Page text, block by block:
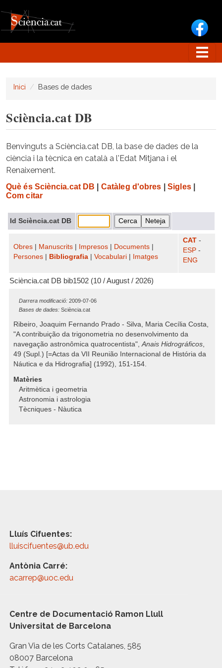
Inici Bases de dades
Sciència.cat DB
Benvinguts a Sciència.cat DB, la base de dades de la
ciència i la tècnica en català a l'Edat Mitjana i el
Renaixement.
Què és Sciència.cat DB Catàleg d'obres Sigles|
Com citar
Id Sciència.cat DB
Obres Manuscrits Impresos Documents
Persones
Bibliografia Vocabulari Imatges
CAT -
ESP -
ENG
Sciència.cat DB bib1502 (10 / August / 2026)
Darrera modificació: 2009-07-06
Bases de dades: Sciència.cat
Ribeiro, Joaquim Fernando Prado - Silva, Maria Cecília Costa,
"A contribuição da trigonometria no desenvolvimento da
navegação astronômica quatrocentista",Anais Hidrográficos,
49 (Supl.) [=Actas da VII Reunião Internacional de História da
Náutica e da Hidrografia] (1992), 151-154.
Matèries
Aritmètica i geometria
Astronomia i astrologia
Tècniques - Nàutica
Lluís Cifuentes:
lluiscifuentes@ub.edu
Antònia Carré:
acarrep@uoc.edu
Centre de Documentació Ramon Llull
Universitat de Barcelona
Gran Via de les Corts Catalanes, 585
08007 Barcelona